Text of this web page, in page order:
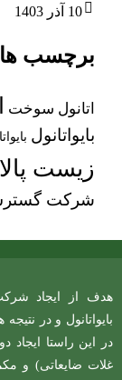
10 آذر 1403
برچسب ها
اتانول سوخت
بایواتانول
زیست
شرکت
هدف از ایجاد
بایواتانول و در
در این راستا ایجاد
غلات ضایعاتی) و